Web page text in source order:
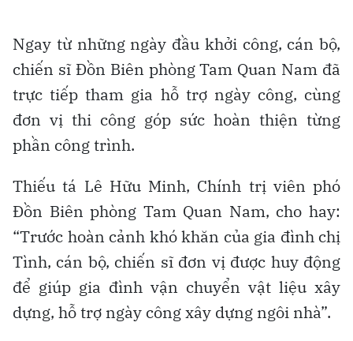
Ngay từ những ngày đầu khởi công, cán bộ,
chiến sĩ Đồn Biên phòng Tam Quan Nam đã
trực tiếp tham gia hỗ trợ ngày công, cùng
đơn vị thi công góp sức hoàn thiện từng
phần công trình.
Thiếu tá Lê Hữu Minh, Chính trị viên phó
Đồn Biên phòng Tam Quan Nam, cho hay:
“Trước hoàn cảnh khó khăn của gia đình chị
Tình, cán bộ, chiến sĩ đơn vị được huy động
để giúp gia đình vận chuyển vật liệu xây
dựng, hỗ trợ ngày công xây dựng ngôi nhà”.